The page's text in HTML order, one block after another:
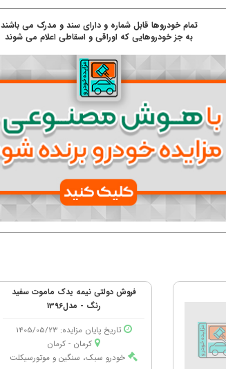
تمام خودروها قابل شماره و دارای سند و مدرک می باشند
به جز خودروهایی که اوراقی و اسقاطی اعلام می شوند
فروش دولتی نیمه یدک ماموت سفید
رنگ - مدل1396
تاریخ پایان مزایده: 1405/05/23
کرمان - كرمان
خودرو سبک، سنگین و موتورسیکلت